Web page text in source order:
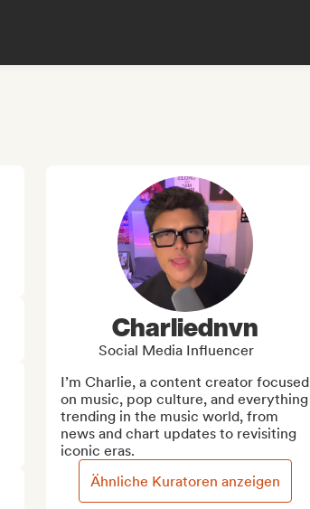
Charliednvn
Social Media Influencer
I’m Charlie, a content creator focused
on music, pop culture, and everything
trending in the music world, from
news and chart updates to revisiting
iconic eras.
Ähnliche Kuratoren anzeigen